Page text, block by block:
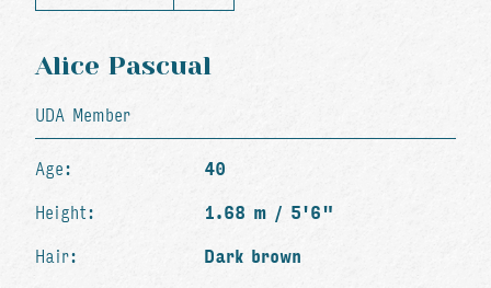
Alice Pascual
UDA Member
Age: 40
Height: 1.68 m / 5'6"
Hair: Dark brown